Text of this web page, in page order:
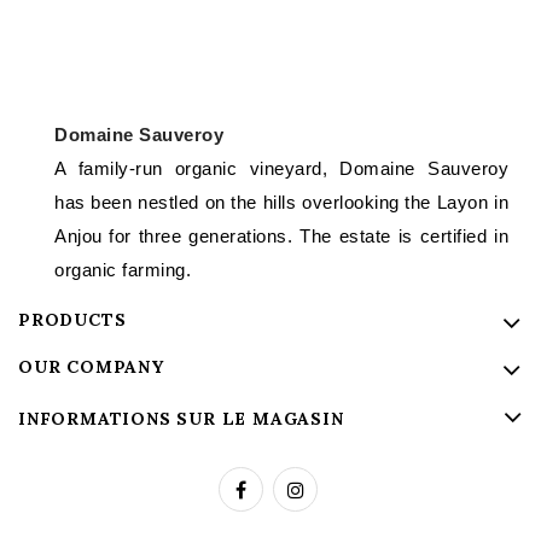
Domaine Sauveroy
A family-run organic vineyard, Domaine Sauveroy
has been nestled on the hills overlooking the Layon in
Anjou for three generations. The estate is certified in
organic farming.
PRODUCTS
OUR COMPANY
INFORMATIONS SUR LE MAGASIN